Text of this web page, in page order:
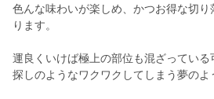
色んな味わいが楽しめ、かつお得な切
ります。
運良くいけば極上の部位も混ざってい
探しのようなワクワクしてしまう夢のよ